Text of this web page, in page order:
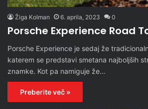
Žiga Kolman 6. aprila, 2023 0
Porsche Experience Road
Porsche Experience je sedaj že
katerem se predstavi smetana najboljših
znamke. Kot pa namiguje že…
Preberite več »